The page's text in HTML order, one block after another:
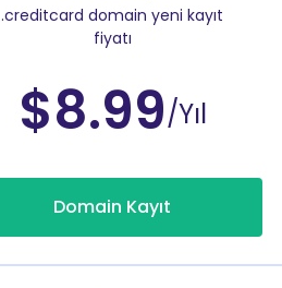
.creditcard domain yeni kayıt
fiyatı
$8.99/Yıl
Domain Kayıt